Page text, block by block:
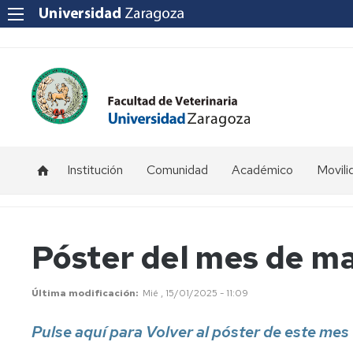
Institución
Historia
Antecedentes
Facultad
llegar
Equipo
Comunidad
Estudiantes
Delegados
cada
Académico
en
Ciencia
Tecnología
los
Tramites
Secretaría
Impresos
de
Póster del mes de
Última modificación Mié , 15/01/2025 - 11:09
Pulse aquí para Volver al póster de este mes